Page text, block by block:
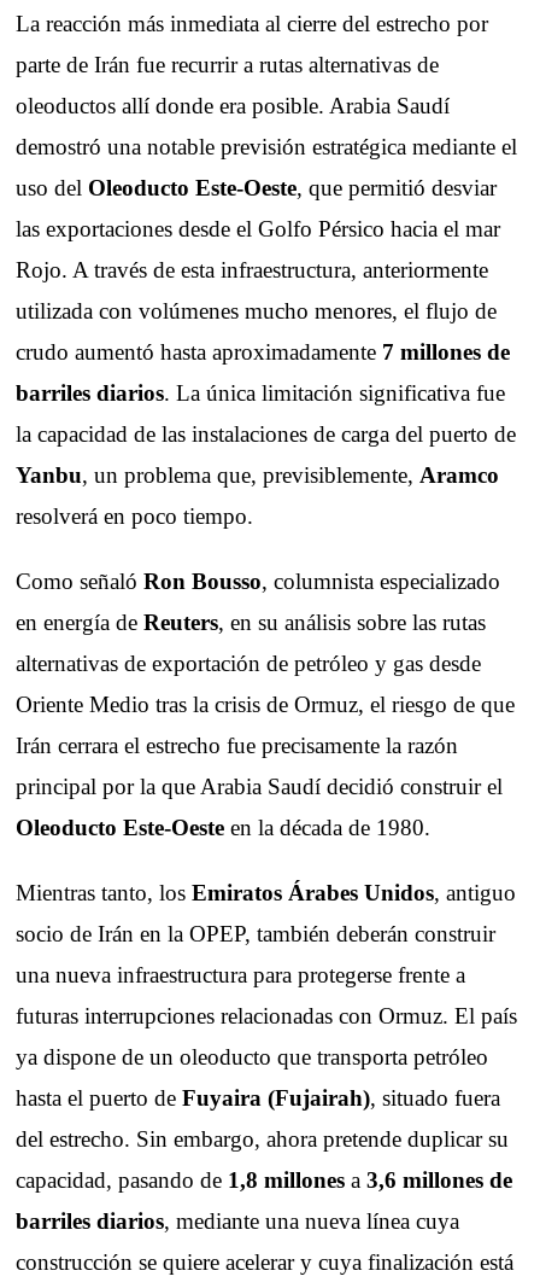
La reacción más inmediata al cierre del estrecho por
parte de Irán fue recurrir a rutas alternativas de
oleoductos allí donde era posible. Arabia Saudí
demostró una notable previsión estratégica mediante el
uso del Oleoducto Este-Oeste, que permitió desviar
las exportaciones desde el Golfo Pérsico hacia el mar
Rojo. A través de esta infraestructura, anteriormente
utilizada con volúmenes mucho menores, el flujo de
crudo aumentó hasta aproximadamente 7 millones de
barriles diarios. La única limitación significativa fue
la capacidad de las instalaciones de carga del puerto de
Yanbu, un problema que, previsiblemente,Aramco
resolverá en poco tiempo.
Como señalóRon Bousso, columnista especializado
en energía deReuters, en su análisis sobre las rutas
alternativas de exportación de petróleo y gas desde
Oriente Medio tras la crisis de Ormuz, el riesgo de que
Irán cerrara el estrecho fue precisamente la razón
principal por la que Arabia Saudí decidió construir el
Oleoducto Este-Oeste en la década de 1980.
Mientras tanto, losEmiratos Árabes Unidos, antiguo
socio de Irán en la OPEP, también deberán construir
una nueva infraestructura para protegerse frente a
futuras interrupciones relacionadas con Ormuz. El país
ya dispone de un oleoducto que transporta petróleo
hasta el puerto deFuyaira (Fujairah), situado fuera
del estrecho. Sin embargo, ahora pretende duplicar su
capacidad, pasando de 1,8 millones a3,6 millones de
barriles diarios, mediante una nueva línea cuya
construcción se quiere acelerar y cuya finalización está